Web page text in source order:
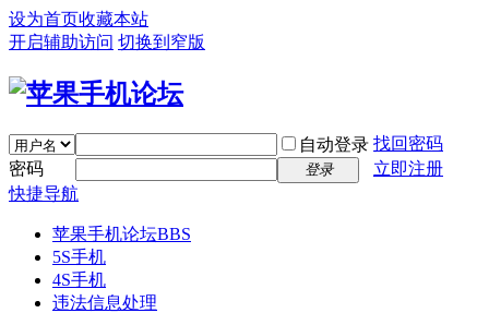
设为首页收藏本站
开启辅助访问 切换到窄版
自动登录 找回密码
密码
登录
立即注册
快捷导航
苹果手机论坛BBS
5S手机
4S手机
违法信息处理